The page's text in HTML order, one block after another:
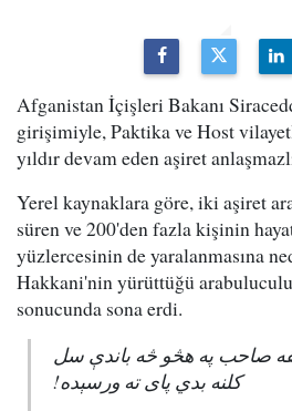
Afganistan İçişleri Bakanı
girişimiyle, Paktika ve Host
yıldır devam eden aşiret
Yerel kaynaklara göre, iki aşiret
süren ve 200'den fazla kişinin
yüzlercesinin de yaralanmasına
Hakkani'nin yürüttüğü
sonucunda sona erdi.
صاحب په هڅو څه باندې سل
کلنه بدي پای ته ورسېده!